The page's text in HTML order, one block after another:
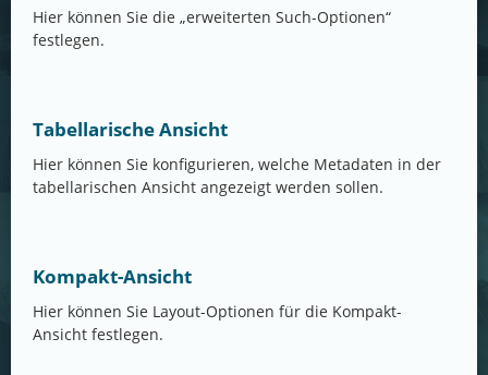
Hier können Sie die „erweiterten Such-Optionen“
festlegen.
Tabellarische Ansicht
Hier können Sie konfigurieren, welche Metadaten in der
tabellarischen Ansicht angezeigt werden sollen.
Kompakt-Ansicht
Hier können Sie Layout-Optionen für die Kompakt-
Ansicht festlegen.